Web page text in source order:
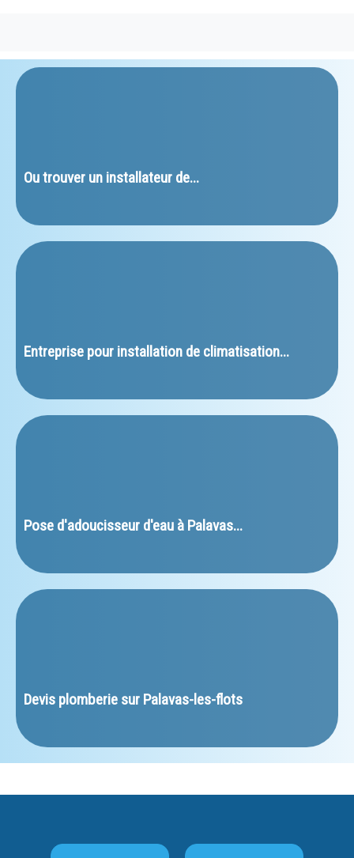
﻿Ou trouver un installateur de...
Entreprise pour installation de climatisation...
Pose d'adoucisseur d'eau à Palavas...
﻿Devis plomberie sur Palavas-les-flots